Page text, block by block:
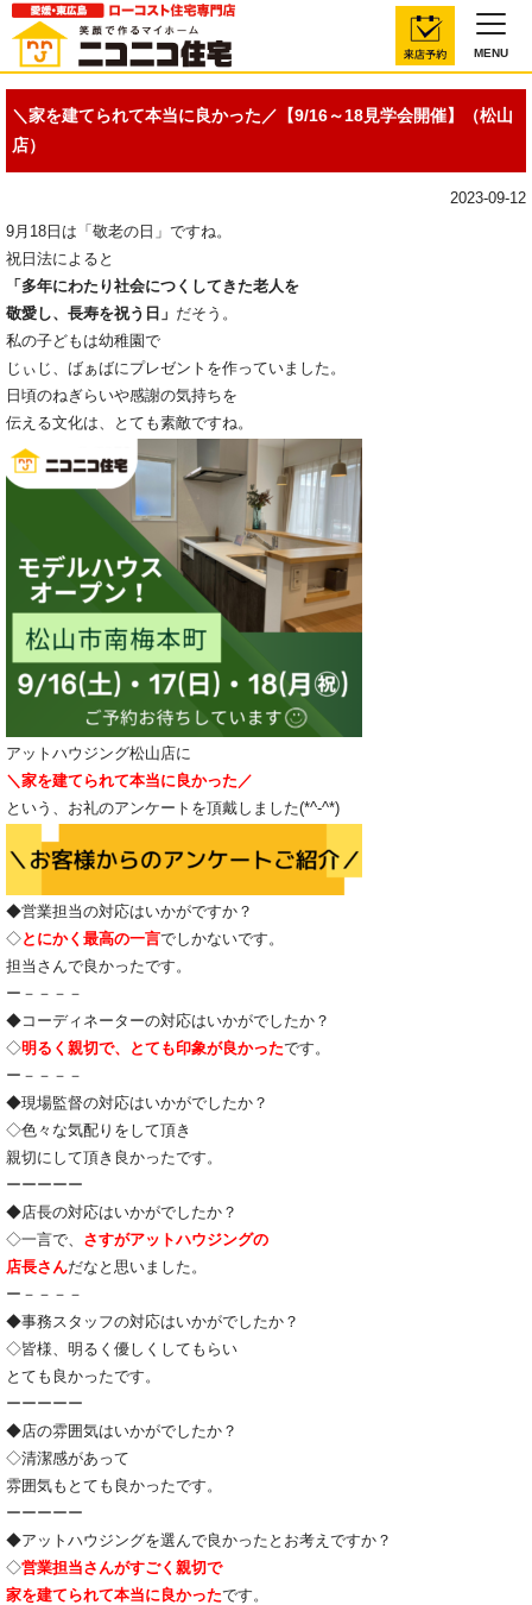
MENU
＼家を建てられて本当に良かった／【9/16～18見学会開催】（松山
店）
2023-09-12
9月18日は「敬老の日」ですね。
祝日法によると
「多年にわたり社会につくしてきた老人を
敬愛し、長寿を祝う日」 だそう。
私の子どもは幼稚園で
じぃじ、ばぁばにプレゼントを作っていました。
日頃のねぎらいや感謝の気持ちを
伝える文化は、とても素敵ですね。
アットハウジング松山店に
＼家を建てられて本当に良かった／
という、お礼のアンケートを頂戴しました(*^-^*)
◆営業担当の対応はいかがですか？
◇とにかく最高の一言でしかないです。
担当さんで良かったです。
ー－－－－
◆コーディネーターの対応はいかがでしたか？
◇明るく親切で、とても印象が良かったです。
ー－－－－
◆現場監督の対応はいかがでしたか？
◇色々な気配りをして頂き
親切にして頂き良かったです。
ーーーーー
◆店長の対応はいかがでしたか？
◇一言で、 さすがアットハウジングの
店長さんだなと思いました。
ー－－－－
◆事務スタッフの対応はいかがでしたか？
◇皆様、明るく優しくしてもらい
とても良かったです。
ーーーーー
◆店の雰囲気はいかがでしたか？
◇清潔感があって
雰囲気もとても良かったです。
ーーーーー
◆アットハウジングを選んで良かったとお考えですか？
◇営業担当さんがすごく親切で
家を建てられて本当に良かったです。